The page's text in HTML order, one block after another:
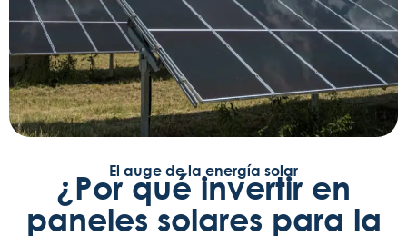
El auge de la energía solar
¿Por qué invertir en
paneles solares para la